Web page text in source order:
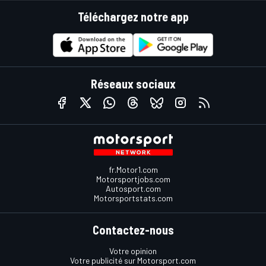
Téléchargez notre app
Réseaux sociaux
fr.Motor1.com
Motorsportjobs.com
Autosport.com
Motorsportstats.com
Contactez-nous
Votre opinion
Votre publicité sur Motorsport.com